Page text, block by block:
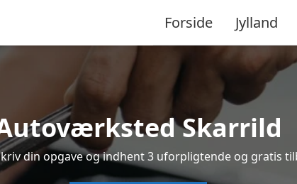
Forside Jylland
Skarrild
din opgave og indhent 3 uforpligtende og gratis